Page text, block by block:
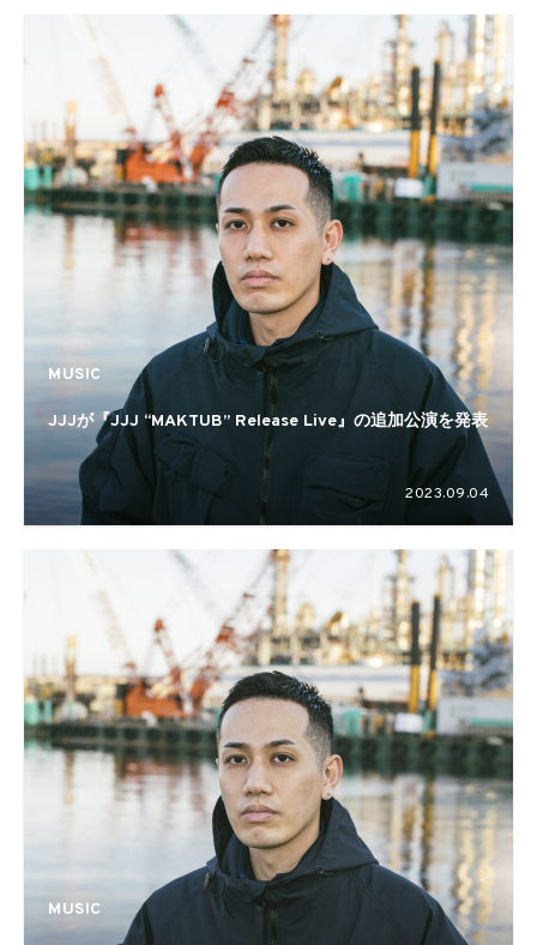
MUSIC
JJJが『JJJ “MAKTUB” Release Live』の追加公演を発表
2023.09.04
MUSIC